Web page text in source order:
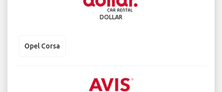
DOLLAR
Opel Corsa